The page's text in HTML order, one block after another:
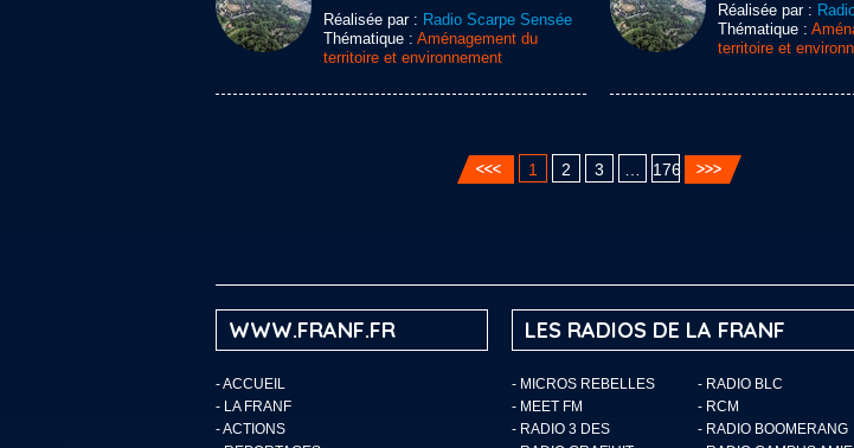
Réalisée par : Radio Scarpe Sensée
Thématique : Aménagement du
territoire et environnement
Réalisée par :
Thématique :
territoire et
1 2 3 176
WWW.FRANF.FR
-ACCUEIL
- LA FRANF
-ACTIONS
LES RADIOS DE LA FRANF
- MICROS REBELLES
- RADIO BLC
- MEET FM
- RCM
- RADIO 3 DES
- RADIO BOOMERANG